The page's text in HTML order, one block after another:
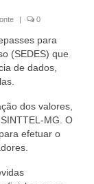
| 0
para
(SEDES) que
de dados,
dos valores,
MG. O
efetuar o